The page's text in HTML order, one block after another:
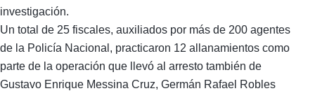
investigación.
Un total de 25 fiscales, auxiliados por más de 200 agentes
de la Policía Nacional, practicaron 12 allanamientos como
parte de la operación que llevó al arresto también de
Gustavo Enrique Messina Cruz, Germán Rafael Robles